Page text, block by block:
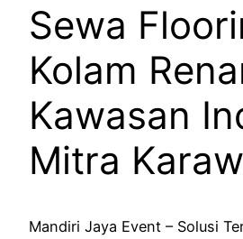
Sewa
Kolam
Kawasan
Mitra
Mandiri Jaya Event – Solusi